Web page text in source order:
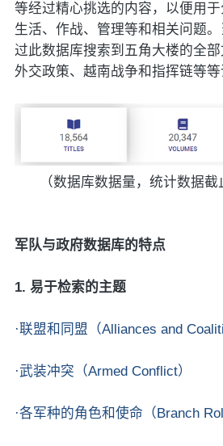
等经过精心挑选的内容，以便用
生活、作战、管理等和相关问题
过此数据库搜索到五角大楼的全
外交政策、越南战争和指挥链等等
（数据库数据量，统计数据截
军队与政府数据库的特点
1. 易于检索的主题
·联盟和同盟（Alliances and
·武装冲突（Armed Conflict）
·各军种的角色和使命（Branch